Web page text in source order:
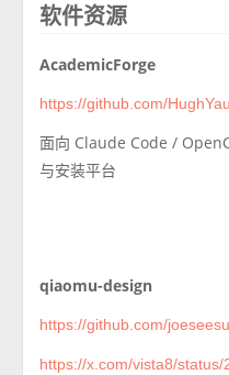
软件资源
AcademicForge
https://github.com/
面向 Claude Code /
与安装平台
qiaomu-design
https://github.com/
https://x.com/vista8/